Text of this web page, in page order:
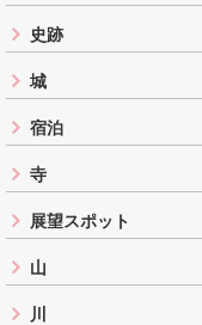
史跡
城
宿泊
寺
展望スポット
山
川